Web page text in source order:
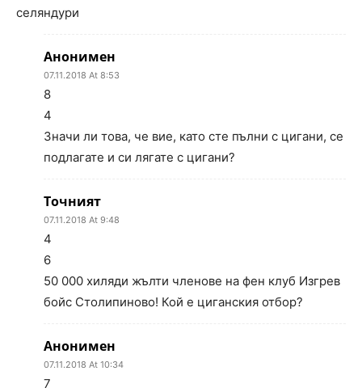
селяндури
Анонимен
07.11.2018 At 8:53
8
4
Значи ли това, че вие, като сте пълни с цигани, се
подлагате и си лягате с цигани?
Точният
07.11.2018 At 9:48
4
6
50 000 хиляди жълти членове на фен клуб Изгрев
бойс Столипиново! Кой е циганския отбор?
Анонимен
07.11.2018 At 10:34
7